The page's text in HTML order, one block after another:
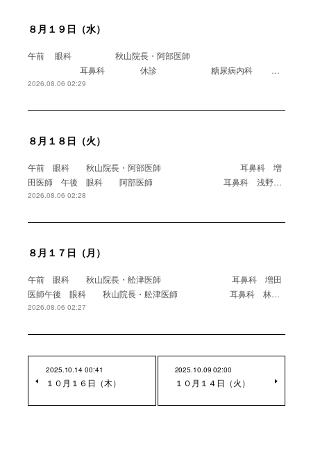
８月１９日（水）
午前 眼科 秋山院長・阿部医師
耳鼻科 休診 糖尿病内科 …
2026.08.06 02:29
８月１８日（火）
午前 眼科 秋山院長・阿部医師 耳鼻科 増
田医師 午後 眼科 阿部医師 耳鼻科 浅野…
2026.08.06 02:28
８月１７日（月）
午前 眼科 秋山院長・舩津医師 耳鼻科 増田
医師午後 眼科 秋山院長・舩津医師 耳鼻科 林…
2026.08.06 02:27
2025.10.14 00:41
１０月１６日（木）
2025.10.09 02:00
１０月１４日（火）